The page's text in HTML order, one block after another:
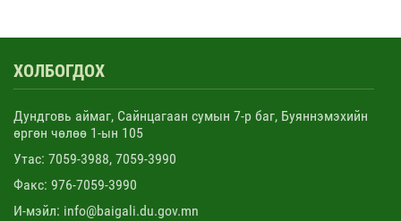
ХОЛБОГДОХ
Дундговь аймаг, Сайнцагаан сумын 7-р баг, Буяннэмэхийн
өргөн чөлөө 1-ын 105
Утас: 7059-3988, 7059-3990
Факс: 976-7059-3990
И-мэйл: info@baigali.du.gov.mn